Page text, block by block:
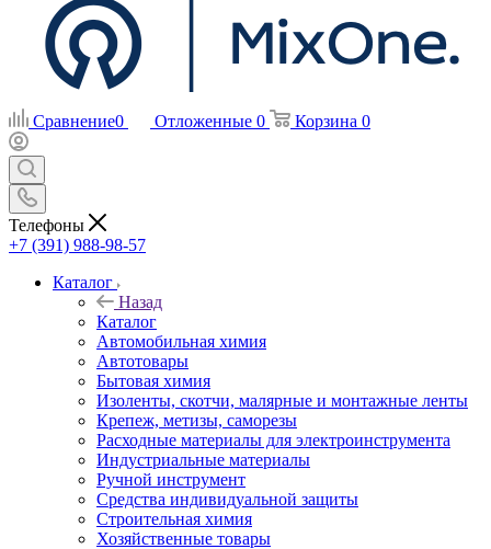
Сравнение0 Отложенные 0 Корзина 0
Телефоны
+7 (391) 988-98-57
Каталог
Назад
Каталог
Автомобильная химия
Автотовары
Бытовая химия
Изоленты, скотчи, малярные и монтажные ленты
Крепеж, метизы, саморезы
Расходные материалы для электроинструмента
Индустриальные материалы
Ручной инструмент
Средства индивидуальной защиты
Строительная химия
Хозяйственные товары